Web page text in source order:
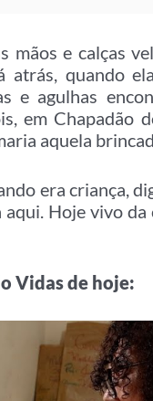
mãos e calças
atrás, quando
e agulhas
em
aquela
era criança,
Hoje vivo
Vidas de hoje: